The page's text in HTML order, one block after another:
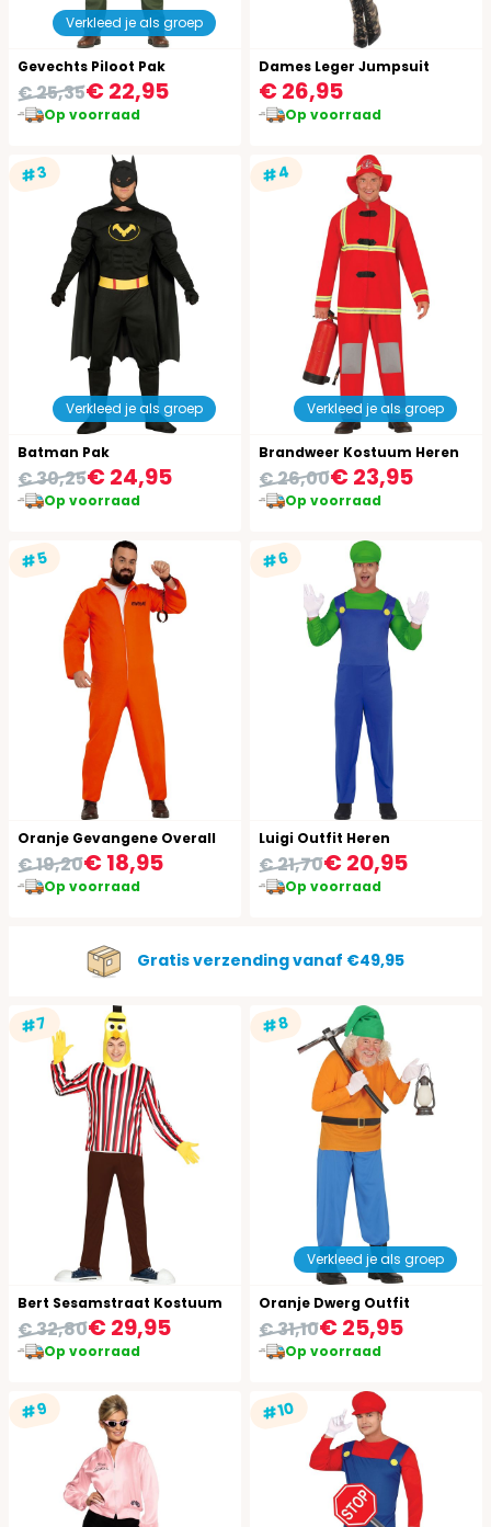
Verkleed je als groep
Gevechts Piloot Pak
€ 22,95
€ 25,35
Op voorraad
Dames Leger Jumpsuit
€ 26,95
Op voorraad
#3
Verkleed je als groep
Batman Pak
€ 24,95
€ 30,25
Op voorraad
#4
Verkleed je als groep
Brandweer Kostuum Heren
€ 23,95
€ 26,00
Op voorraad
#5
Oranje Gevangene Overall
€ 18,95
€ 19,20
Op voorraad
#6
Luigi Outfit Heren
€ 20,95
€ 21,70
Op voorraad
Gratis verzending vanaf €49,95
#7
Bert Sesamstraat Kostuum
€ 29,95
€ 32,80
Op voorraad
#8
Verkleed je als groep
Oranje Dwerg Outfit
€ 25,95
€ 31,10
Op voorraad
#9 #10